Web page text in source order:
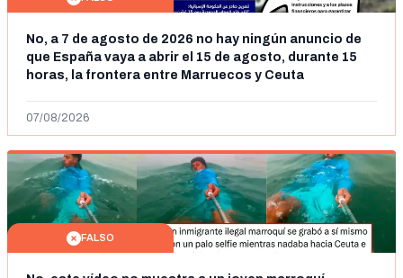
No, a 7 de agosto de 2026 no hay ningún anuncio de
que España vaya a abrir el 15 de agosto, durante 15
horas, la frontera entre Marruecos y Ceuta
07/08/2026
FALSO